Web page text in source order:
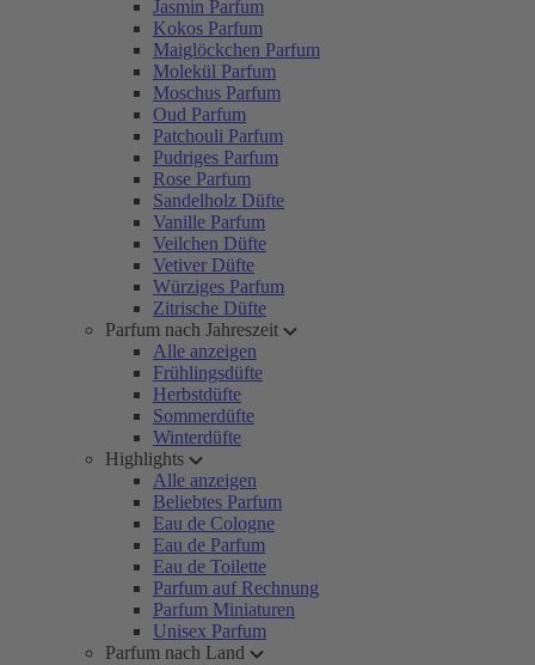
Jasmin Parfum
Kokos Parfum
Maiglöckchen Parfum
Molekül Parfum
Moschus Parfum
Oud Parfum
Patchouli Parfum
Pudriges Parfum
Rose Parfum
Sandelholz Düfte
Vanille Parfum
Veilchen Düfte
Vetiver Düfte
Würziges Parfum
Zitrische Düfte
Parfum nach Jahreszeit
Alle anzeigen
Frühlingsdüfte
Herbstdüfte
Sommerdüfte
Winterdüfte
Highlights
Alle anzeigen
Beliebtes Parfum
Eau de Cologne
Eau de Parfum
Eau de Toilette
Parfum auf Rechnung
Parfum Miniaturen
Unisex Parfum
Parfum nach Land